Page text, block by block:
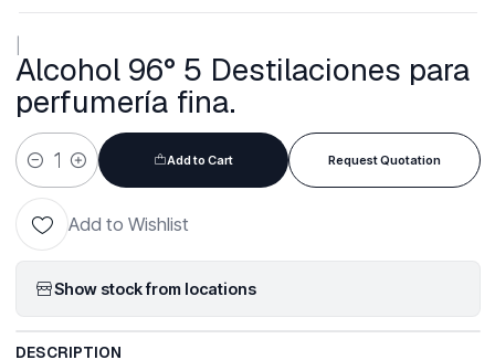
Alcohol 96° 5 Destilaciones para
perfumería fina.
Quantity
Add to Cart Request Quotation
Add to Wishlist
Show stock from locations
DESCRIPTION